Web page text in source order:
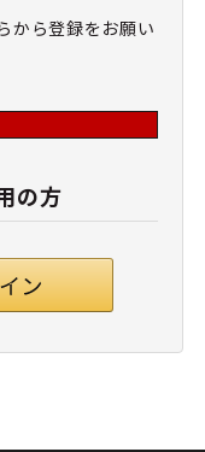
から登録をお願い
の方